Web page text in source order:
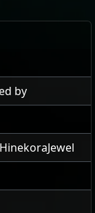
by